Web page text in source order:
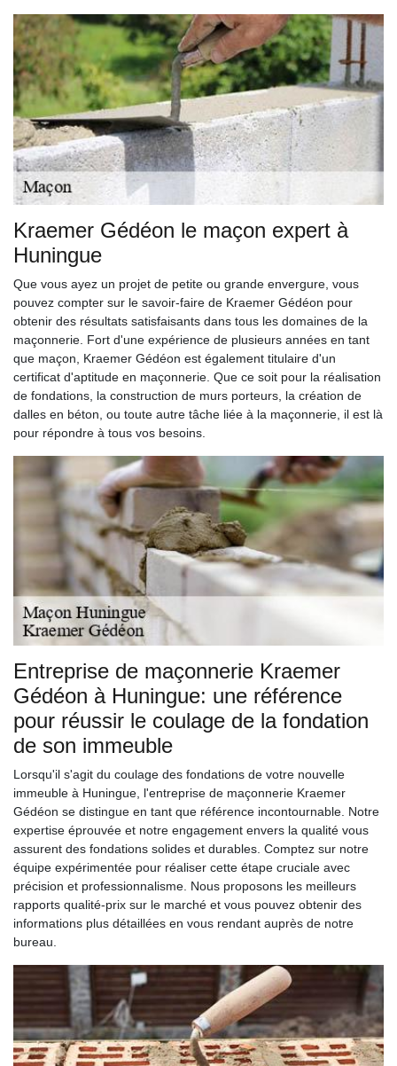
Kraemer Gédéon le maçon expert à
Huningue
Que vous ayez un projet de petite ou grande envergure, vous
pouvez compter sur le savoir-faire de Kraemer Gédéon pour
obtenir des résultats satisfaisants dans tous les domaines de la
maçonnerie. Fort d'une expérience de plusieurs années en tant
que maçon, Kraemer Gédéon est également titulaire d'un
certificat d'aptitude en maçonnerie. Que ce soit pour la réalisation
de fondations, la construction de murs porteurs, la création de
dalles en béton, ou toute autre tâche liée à la maçonnerie, il est là
pour répondre à tous vos besoins.
Entreprise de maçonnerie Kraemer
Gédéon à Huningue: une référence
pour réussir le coulage de la fondation
de son immeuble
Lorsqu'il s'agit du coulage des fondations de votre nouvelle
immeuble à Huningue, l'entreprise de maçonnerie Kraemer
Gédéon se distingue en tant que référence incontournable. Notre
expertise éprouvée et notre engagement envers la qualité vous
assurent des fondations solides et durables. Comptez sur notre
équipe expérimentée pour réaliser cette étape cruciale avec
précision et professionnalisme. Nous proposons les meilleurs
rapports qualité-prix sur le marché et vous pouvez obtenir des
informations plus détaillées en vous rendant auprès de notre
bureau.